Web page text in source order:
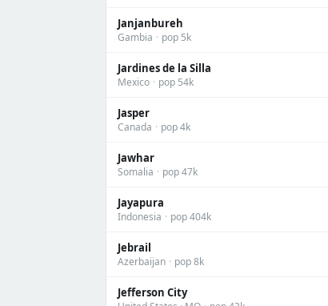
Janjanbureh
Gambia · pop 5k
Jardines de la Silla
Mexico · pop 54k
Jasper
Canada · pop 4k
Jawhar
Somalia · pop 47k
Jayapura
Indonesia · pop 404k
Jebrail
Azerbaijan · pop 8k
Jefferson City